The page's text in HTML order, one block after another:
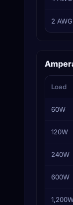
2 AWG
Load
60W
120W
240W
600W